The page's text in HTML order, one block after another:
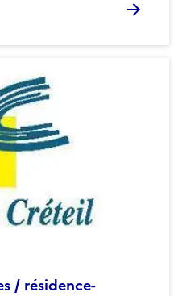
/ résidence-